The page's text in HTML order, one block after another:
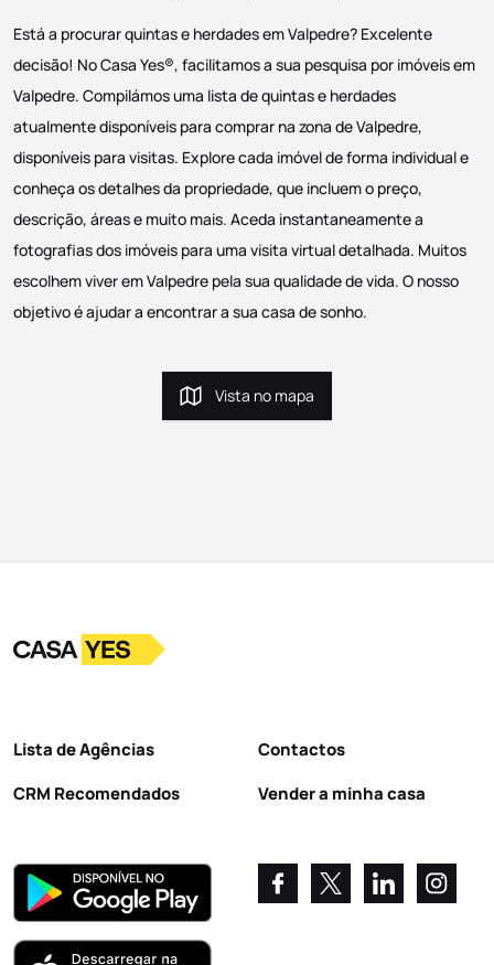
Está a procurar quintas e herdades em Valpedre? Excelente
decisão! No Casa Yes®, facilitamos a sua pesquisa por imóveis em
Valpedre. Compilámos uma lista de quintas e herdades
atualmente disponíveis para comprar na zona de Valpedre,
disponíveis para visitas. Explore cada imóvel de forma individual e
conheça os detalhes da propriedade, que incluem o preço,
descrição, áreas e muito mais. Aceda instantaneamente a
fotografias dos imóveis para uma visita virtual detalhada. Muitos
escolhem viver em Valpedre pela sua qualidade de vida. O nosso
objetivo é ajudar a encontrar a sua casa de sonho.
Vista no mapa
Vista no mapa
LogoIr para a homepage
Lista de Agências
CRM Recomendados
Contactos
Vender a minha casa